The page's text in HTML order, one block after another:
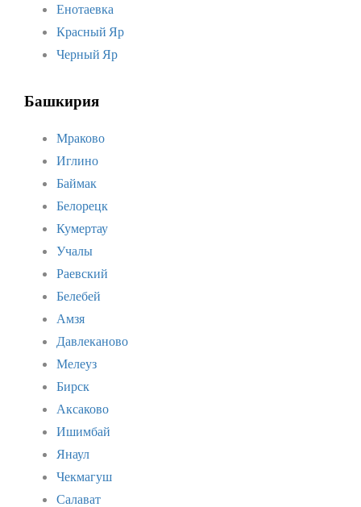
Енотаевка
Красный Яр
Черный Яр
Башкирия
Мраково
Иглино
Баймак
Белорецк
Кумертау
Учалы
Раевский
Белебей
Амзя
Давлеканово
Мелеуз
Бирск
Аксаково
Ишимбай
Янаул
Чекмагуш
Салават